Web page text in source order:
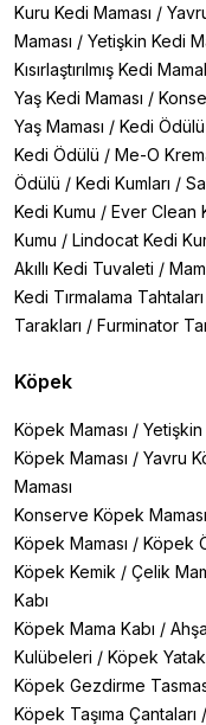
Kuru Kedi Maması /
Maması / Yetişkin Kedi
Kısırlaştırılmış Kedi
Yaş Kedi Maması /
Yaş Maması / Kedi Ödülü
Kedi Ödülü / Me-O
Ödülü / Kedi Kumları /
Kedi Kumu / Ever Clean
Kumu / Lindocat Kedi
Akıllı Kedi Tuvaleti /
Kedi Tırmalama Tahtaları
Tarakları / Furminator
Köpek
Köpek Maması / Yetişkin
Köpek Maması / Yavru
Maması
Konserve Köpek Maması
Köpek Maması / Köpek
Köpek Kemik / Çelik
Kabı
Köpek Mama Kabı /
Kulübeleri / Köpek
Köpek Gezdirme
Köpek Taşıma Çantaları /